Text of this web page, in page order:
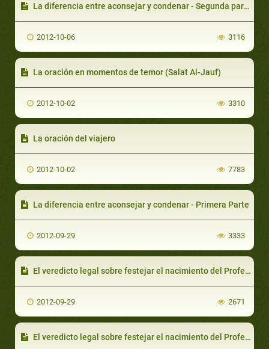
La diferencia entre aconsejar y condenar - Segunda parte
2012-10-06 3116
La oración en momentos de temor (Salat Al-Jauf)
2012-10-02 3310
La oración del viajero
2012-10-02 7783
La diferencia entre aconsejar y condenar - Primera Parte
2012-09-29 3333
El veredicto legal sobre festejar el nacimiento del Profeta (saaws)-Parte 2
2012-09-29 2671
El veredicto legal sobre festejar el nacimiento del Profeta (saaws)-Parte 1